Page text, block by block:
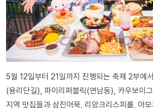
5월 12일부터 21일까지 진행되는 축제 2부에
(용리단길), 파이리퍼블릭(연남동), 카우보이
지역 맛집들과 삼진어묵, 리앙크리스피롤, 아